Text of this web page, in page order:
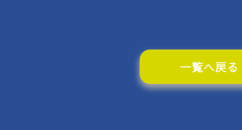
一覧へ戻る